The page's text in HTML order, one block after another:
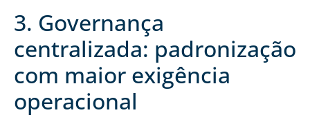
3. Governança
centralizada: padronização
com maior exigência
operacional